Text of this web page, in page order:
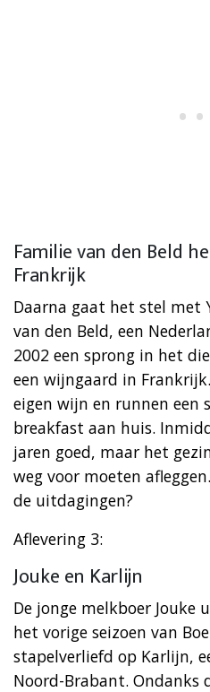
Familie van den Beld
Frankrijk
Daarna gaat het stel met
van den Beld, een
2002 een sprong in het
een wijngaard in
eigen wijn en runnen een
breakfast aan huis.
jaren goed, maar het
weg voor moeten
de uitdagingen?
Aflevering 3:
Jouke en Karlijn
De jonge melkboer Jouke
het vorige seizoen van
stapelverliefd op Karlijn,
Noord-Brabant. Ondanks